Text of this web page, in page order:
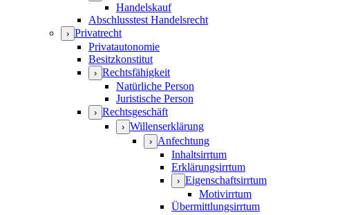
Handelskauf
Abschlusstest Handelsrecht
› Privatrecht
Privatautonomie
Besitzkonstitut
› Rechtsfähigkeit
Natürliche Person
Juristische Person
› Rechtsgeschäft
› Willenserklärung
› Anfechtung
Inhaltsirrtum
Erklärungsirrtum
› Eigenschaftsirrtum
Motivirrtum
Übermittlungsirrtum